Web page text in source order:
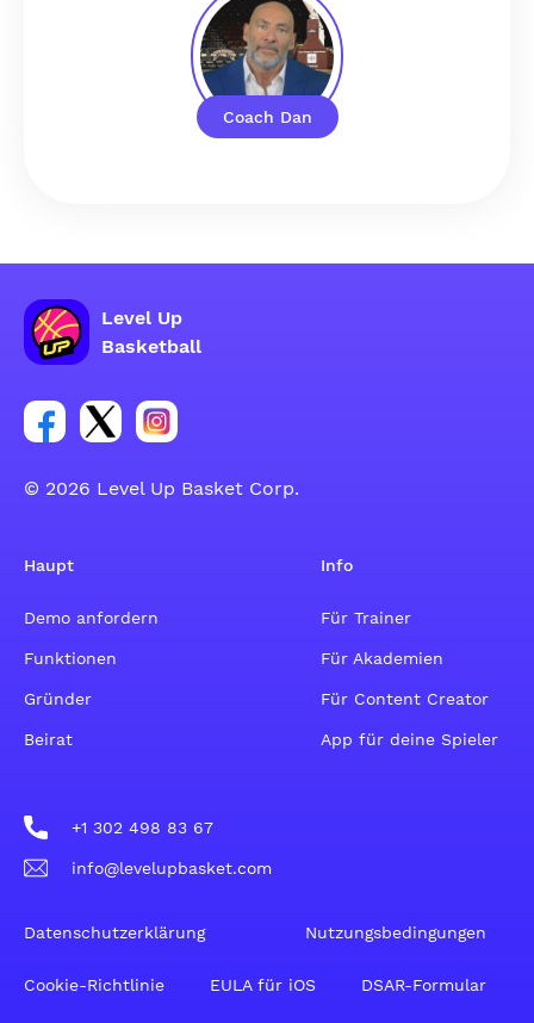
Coach Dan
Level Up
Basketball
Link zur Facebook-Gruppe
Link zum Tweeter-Account
Link zum Instagram-Account
© 2026 Level Up Basket Corp.
Haupt
Demo anfordern
Funktionen
Gründer
Beirat
Info
Für Trainer
Für Akademien
Für Content Creator
App für deine Spieler
+1 302 498 83 67
info@levelupbasket.com
Datenschutzerklärung Nutzungsbedingungen
Cookie-Richtlinie EULA für iOS DSAR-Formular